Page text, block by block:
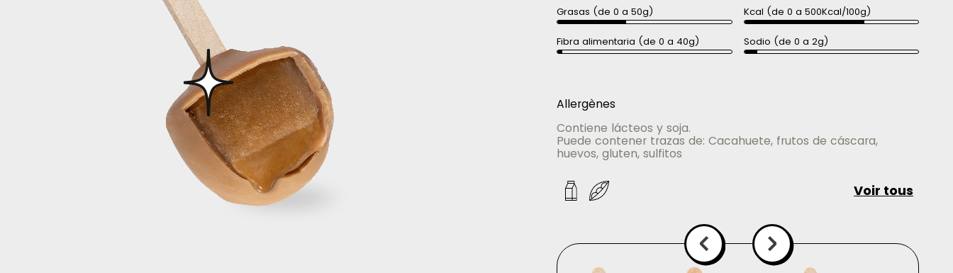
Grasas (de 0 a 50g) Kcal (de 0 a 500Kcal/100g)
Fibra alimentaria (de 0 a 40g) Sodio (de 0 a 2g)
Allergènes
Contiene lácteos y soja.
Puede contener trazas de: Cacahuete, frutos de cáscara,
huevos, gluten, sulfitos
Voir tous